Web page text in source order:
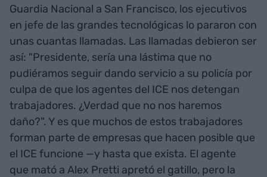
Guardia Nacional a San Francisco, los ejecutivos
en jefe de las grandes tecnológicas lo pararon con
unas cuantas llamadas. Las llamadas debieron ser
así: "Presidente, sería una lástima que no
pudiéramos seguir dando servicio a su policía por
culpa de que los agentes del ICE nos detengan
trabajadores. ¿Verdad que no nos haremos
daño?". Y es que muchos de estos trabajadores
forman parte de empresas que hacen posible que
el ICE funcione —y hasta que exista. El agente
que mató a Alex Pretti apretó el gatillo, pero la